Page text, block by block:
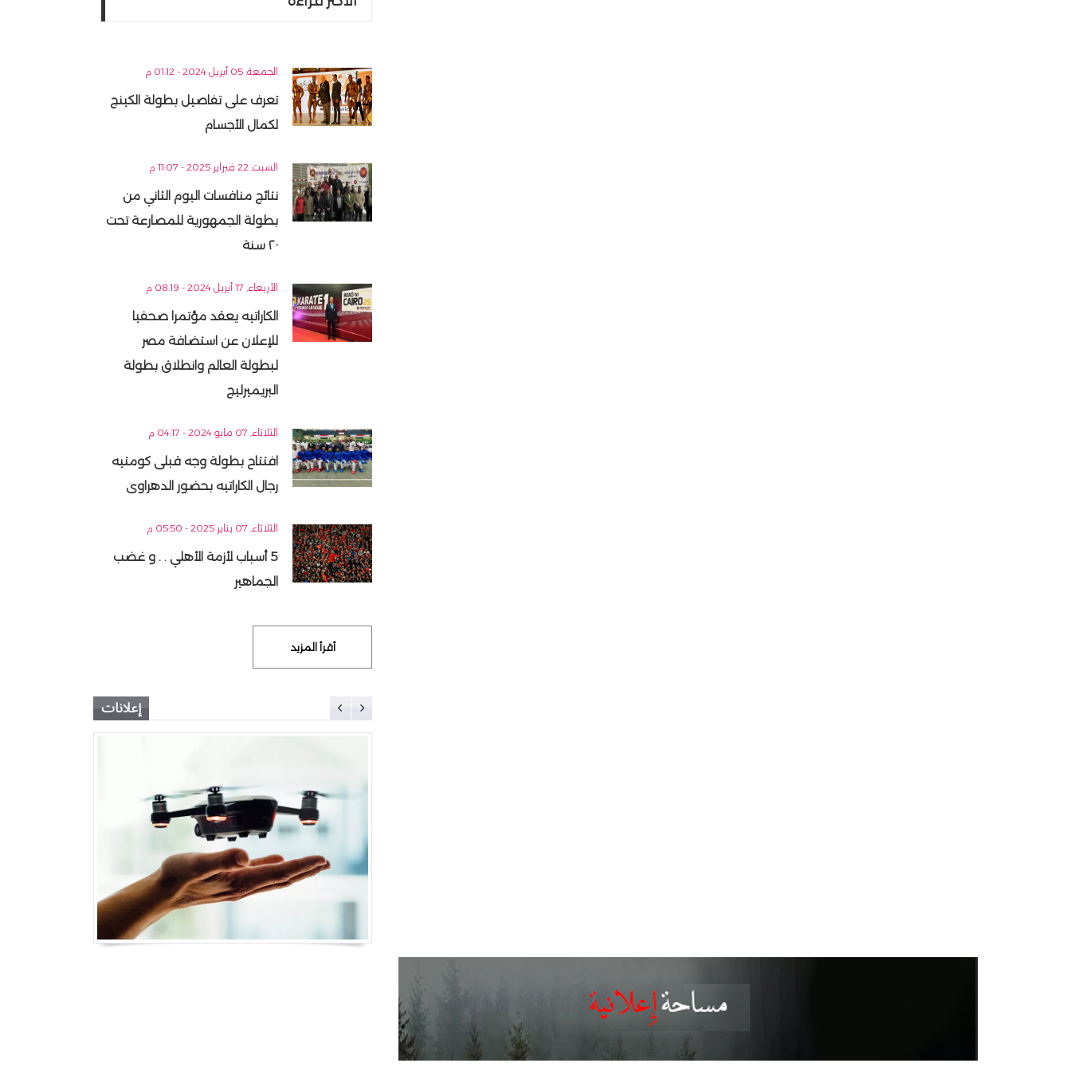
الجمعة, 05 أبريل 2024 - 01:12 م
تعرف على تفاصيل بطولة الكينج
لكمال الأجسام
السبت, 22 فبراير 2025 - 11:07 م
نتائج منافسات اليوم الثاني من
بطولة الجمهورية للمصارعة تحت
٢٠ سنة
الأربعاء, 17 أبريل 2024 - 08:19 م
الكاراتيه يعقد مؤتمرا صحفيا
للإعلان عن استضافة مصر
لبطولة العالم وانطلاق بطولة
البريميرليج
الثلاثاء, 07 مايو 2024 - 04:17 م
افتتاح بطولة وجه قبلى كومتيه
رجال الكاراتيه بحضور الدهراوى
الثلاثاء, 07 يناير 2025 - 05:50 م
5 أسباب لأزمة الأهلي . . و غضب
الجماهير
أقرأ المزيد
إعلانات